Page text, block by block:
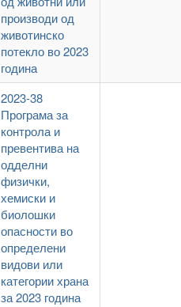
производи од
животинско
потекло во 2023
година
2023-38
Програма за
контрола и
превентива на
одделни
физички,
хемиски и
биолошки
опасности во
определени
видови или
категории храна
за 2023 година